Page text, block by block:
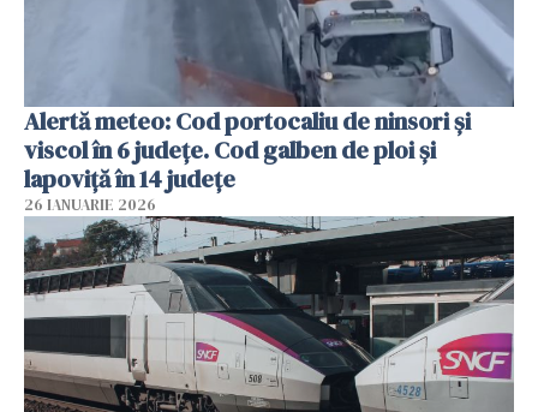
Alertă meteo: Cod portocaliu de ninsori şi
viscol în 6 judeţe. Cod galben de ploi şi
lapoviţă în 14 judeţe
26 IANUARIE 2026